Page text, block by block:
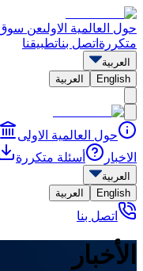
حول العالمية الاولىعن سوق
متكررة اتصل بناتطبيقنا
العربية
English
العربية
حول العالمية الاولى
الاخبار
أسئلة متكررة
العربية
English
العربية
اتصل بنا
الأخبار